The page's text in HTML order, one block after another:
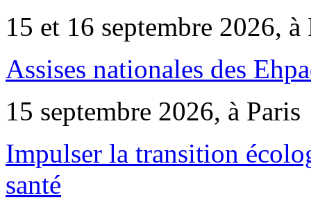
15 et 16 septembre 2026, à
Assises nationales des
15 septembre 2026, à Paris
Impulser la transition
santé